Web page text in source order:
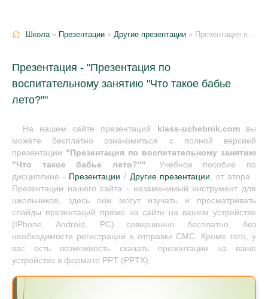
Школа» Презентации » Другие презентации » Презентация по воспитательному занятию "Что такое бабье лето?"
Презентация - "Презентация по
воспитательному занятию "Что такое бабье
лето?""
На нашем сайте презентаций klass-uchebnik.comвы
можете бесплатно ознакомиться с полной версией
презентации "Презентация по воспитательному занятию
"Что такое бабье лето?"". Учебное пособие по
дисциплине - Презентации / Другие презентации, от атора .
Презентации нашего сайта - незаменимый инструмент для
школьников, здесь они могут изучать и просматривать
слайды презентаций прямо на сайте на вашем устройстве
(IPhone, Android, PC) совершенно бесплатно, без
необходимости регистрации и отправки СМС. Кроме того, у
вас есть возможность скачать презентации на ваше
устройство в формате PPT (PPTX).